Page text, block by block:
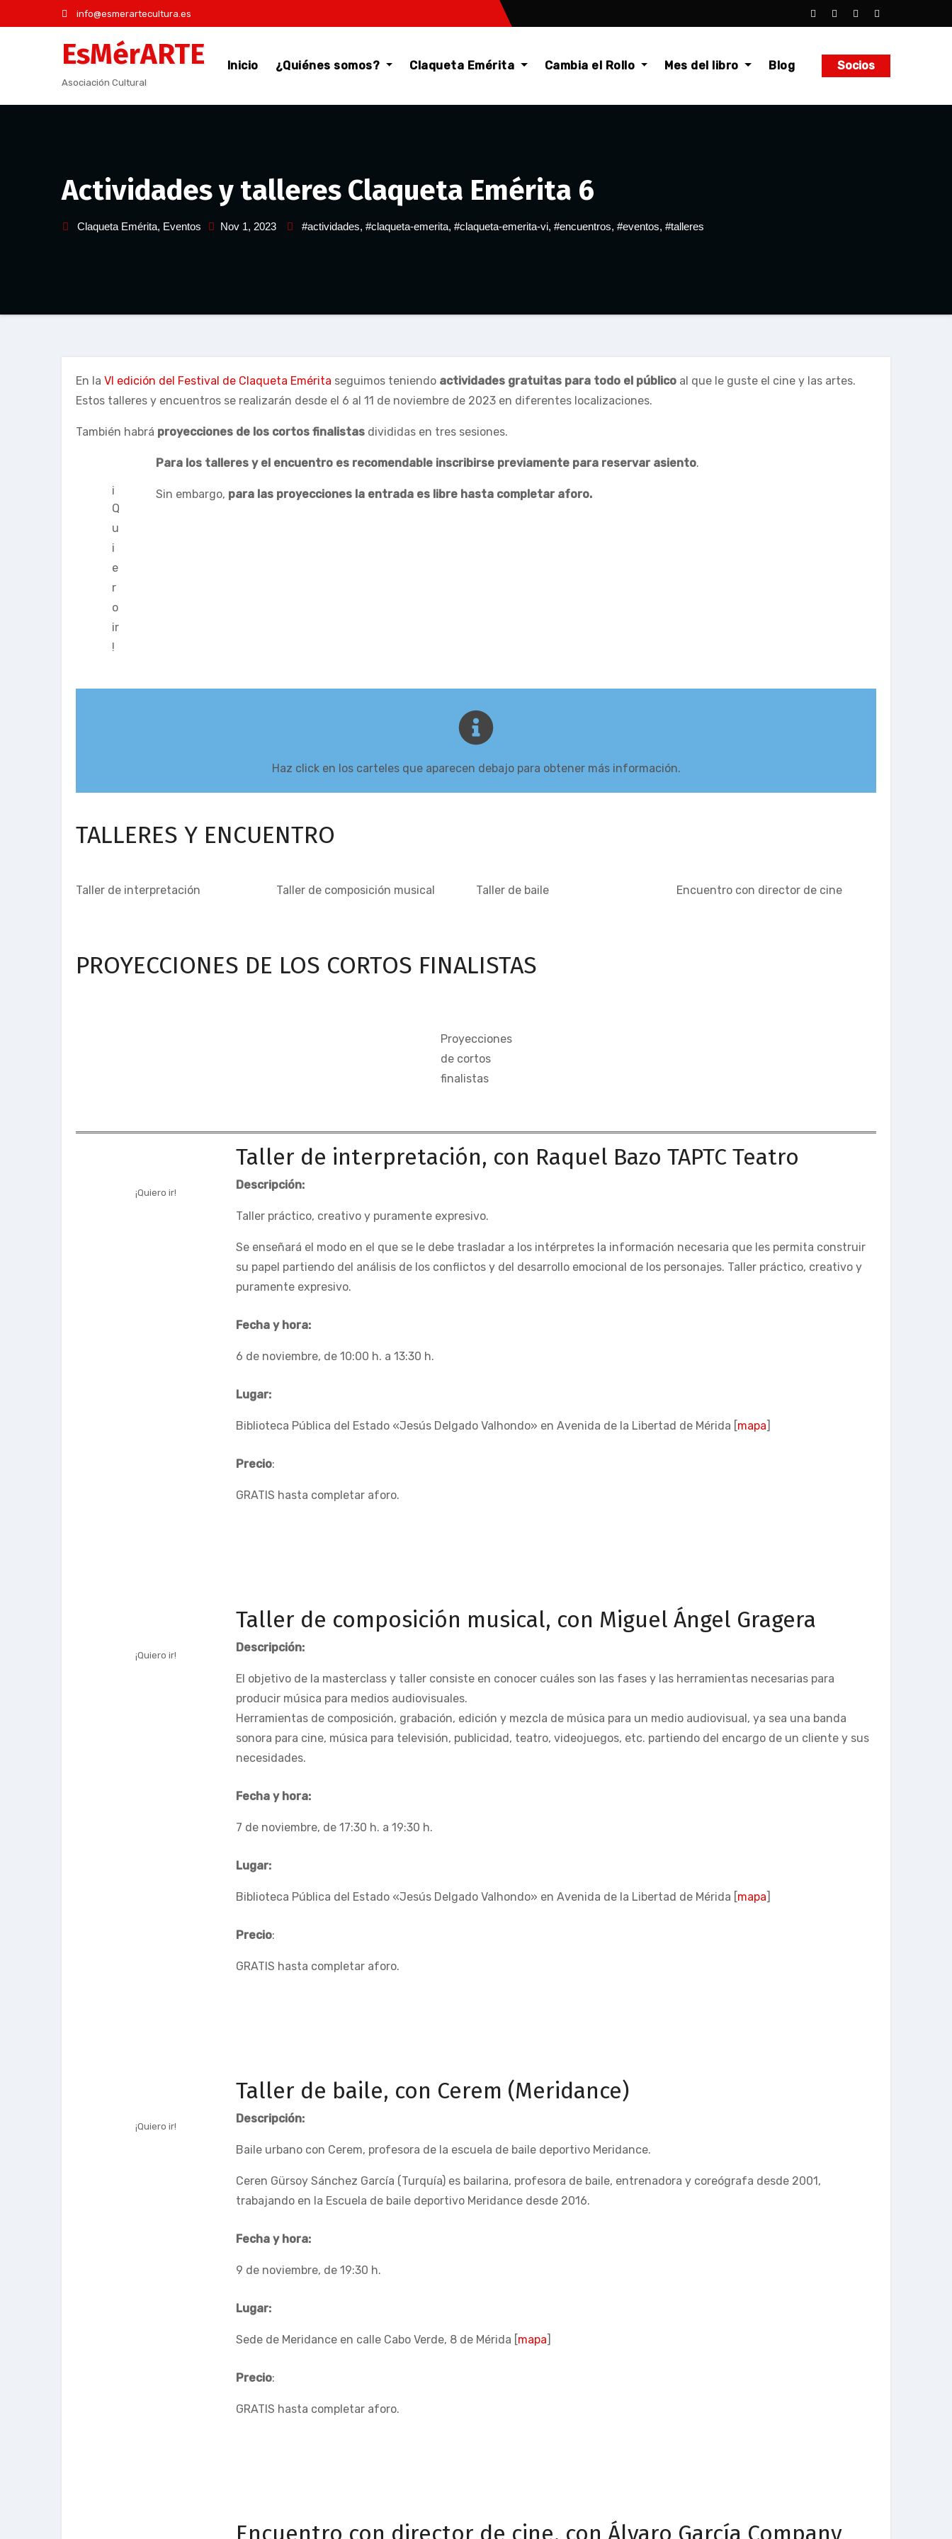
al
info@esmerartecultura.es
EsMérARTE
Asociación Cultural
Inicio ¿Quiénes somos? Claqueta Emérita Cambia el Rollo Mes del libro Blog Socios
Actividades y talleres Claqueta Emérita 6
Claqueta Emérita, Eventos Nov 1, 2023 #actividades, #claqueta-emerita, #claqueta-emerita-vi, #encuentros, #eventos, #talleres
En la VI edición del Festival de Claqueta Emérita seguimos teniendo actividades gratuitas para todo el público al que le guste el cine y las artes.
Estos talleres y encuentros se realizarán desde el 6 al 11 de noviembre de 2023 en diferentes localizaciones.
También habrá proyecciones de los cortos finalistas divididas en tres sesiones.
¡
Q
u
i
e
r
o
ir
!
Para los talleres y el encuentro es recomendable inscribirse previamente para reservar asiento.
Sin embargo, para las proyecciones la entrada es libre hasta completar aforo.
Haz click en los carteles que aparecen debajo para obtener más información.
TALLERES Y ENCUENTRO
Taller de interpretación Taller de composición musical Taller de baile Encuentro con director de cine
PROYECCIONES DE LOS CORTOS FINALISTAS
Proyecciones
de cortos
finalistas
¡Quiero ir!
Taller de interpretación, con Raquel Bazo TAPTC Teatro
Descripción:
Taller práctico, creativo y puramente expresivo.
Se enseñará el modo en el que se le debe trasladar a los intérpretes la información necesaria que les permita construir
su papel partiendo del análisis de los conflictos y del desarrollo emocional de los personajes. Taller práctico, creativo y
puramente expresivo.
Fecha y hora:
6 de noviembre, de 10:00 h. a 13:30 h.
Lugar:
Biblioteca Pública del Estado «Jesús Delgado Valhondo» en Avenida de la Libertad de Mérida [mapa]
Precio:
GRATIS hasta completar aforo.
¡Quiero ir!
Taller de composición musical, con Miguel Ángel Gragera
Descripción:
El objetivo de la masterclass y taller consiste en conocer cuáles son las fases y las herramientas necesarias para
producir música para medios audiovisuales.
Herramientas de composición, grabación, edición y mezcla de música para un medio audiovisual, ya sea una banda
sonora para cine, música para televisión, publicidad, teatro, videojuegos, etc. partiendo del encargo de un cliente y sus
necesidades.
Fecha y hora:
7 de noviembre, de 17:30 h. a 19:30 h.
Lugar:
Biblioteca Pública del Estado «Jesús Delgado Valhondo» en Avenida de la Libertad de Mérida [mapa]
Precio:
GRATIS hasta completar aforo.
¡Quiero ir!
Taller de baile, con Cerem (Meridance)
Descripción:
Baile urbano con Cerem, profesora de la escuela de baile deportivo Meridance.
Ceren Gürsoy Sánchez García (Turquía) es bailarina, profesora de baile, entrenadora y coreógrafa desde 2001,
trabajando en la Escuela de baile deportivo Meridance desde 2016.
Fecha y hora:
9 de noviembre, de 19:30 h.
Lugar:
Sede de Meridance en calle Cabo Verde, 8 de Mérida [mapa]
Precio:
GRATIS hasta completar aforo.
Encuentro con director de cine, con Álvaro García Company